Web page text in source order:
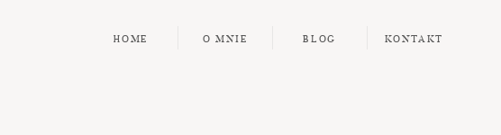
HOME O MNIE BLOG KONTAKT